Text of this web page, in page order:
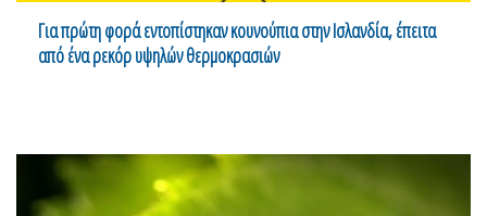
Για πρώτη φορά εντοπίστηκαν κουνούπια στην Ισλανδία, έπειτα
από ένα ρεκόρ υψηλών θερμοκρασιών